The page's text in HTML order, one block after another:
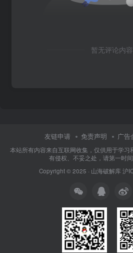
暂无评论内容
友链申请 免责声明 广告
本站所有内容来自互联网收集，仅供用于学习
有侵权、不妥之处，请第一时
Copyright © 2025 · 山海破解库沪